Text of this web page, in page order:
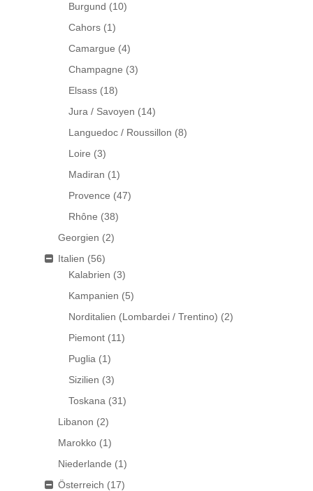
Burgund (10)
Cahors (1)
Camargue (4)
Champagne (3)
Elsass (18)
Jura / Savoyen (14)
Languedoc / Roussillon (8)
Loire (3)
Madiran (1)
Provence (47)
Rhône (38)
Georgien (2)
Italien (56)
Kalabrien (3)
Kampanien (5)
Norditalien (Lombardei / Trentino) (2)
Piemont (11)
Puglia (1)
Sizilien (3)
Toskana (31)
Libanon (2)
Marokko (1)
Niederlande (1)
Österreich (17)